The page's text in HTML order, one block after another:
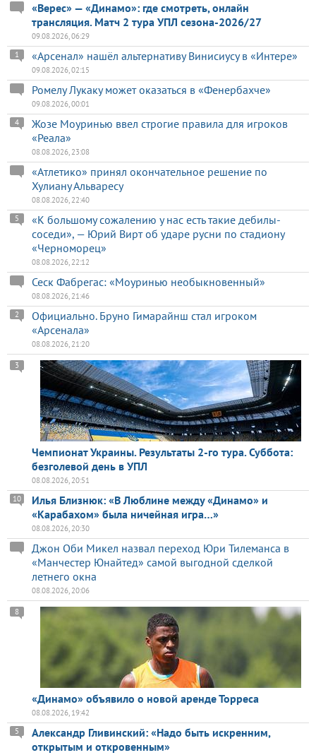
«Верес» — «Динамо»: где смотреть, онлайн
трансляция. Матч 2 тура УПЛ сезона-2026/27
09.08.2026, 06:29
«Арсенал» нашёл альтернативу Винисиусу в «Интере»
1
09.08.2026, 02:15
Ромелу Лукаку может оказаться в «Фенербахче»
09.08.2026, 00:01
Жозе Моуринью ввел строгие правила для игроков
«Реала»
4
08.08.2026, 23:08
«Атлетико» принял окончательное решение по
Хулиану Альваресу
08.08.2026, 22:40
«К большому сожалению у нас есть такие дебилы-
соседи», — Юрий Вирт об ударе русни по стадиону
«Черноморец»
5
08.08.2026, 22:12
Сеск Фабрегас: «Моуринью необыкновенный»
08.08.2026, 21:46
Официально. Бруно Гимарайнш стал игроком
«Арсенала»
2
08.08.2026, 21:20
Чемпионат Украины. Результаты 2-го тура. Суббота:
безголевой день в УПЛ
3
08.08.2026, 20:51
Илья Близнюк: «В Люблине между «Динамо» и
«Карабахом» была ничейная игра…»
10
08.08.2026, 20:30
Джон Оби Микел назвал переход Юри Тилеманса в
«Манчестер Юнайтед» самой выгодной сделкой
летнего окна
08.08.2026, 20:06
«Динамо» объявило о новой аренде Торреса
8
08.08.2026, 19:42
Александр Гливинский: «Надо быть искренним,
открытым и откровенным»
5